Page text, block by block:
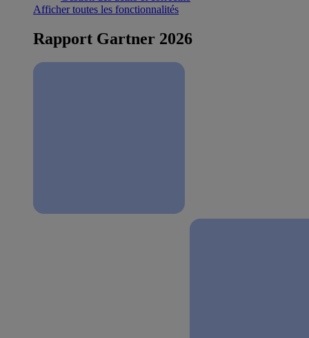
Afficher toutes les fonctionnalités
Rapport Gartner 2026